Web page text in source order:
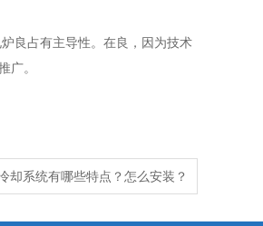
良占有主导性。在良，因为技术
广。
却系统有哪些特点？怎么安装？